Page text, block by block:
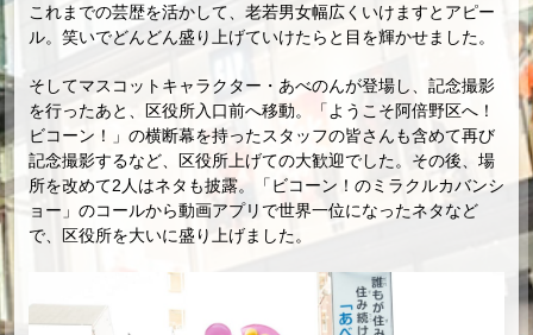
これまでの芸歴を活かして、老若男女幅広くいけますとアピー
ル。笑いでどんどん盛り上げていけたらと目を輝かせました。
そしてマスコットキャラクター・あべのんが登場し、記念撮影
を行ったあと、区役所入口前へ移動。「ようこそ阿倍野区へ！
ビコーン！」の横断幕を持ったスタッフの皆さんも含めて再び
記念撮影するなど、区役所上げての大歓迎でした。その後、場
所を改めて2人はネタも披露。「ビコーン！のミラクルカバンシ
ョー」のコールから動画アプリで世界一位になったネタなど
で、区役所を大いに盛り上げました。